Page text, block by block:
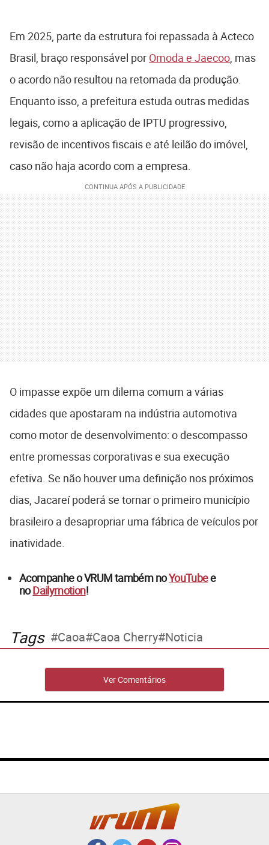
Em 2025, parte da estrutura foi repassada à Acteco
Brasil, braço responsável por Omoda e Jaecoo , mas
o acordo não resultou na retomada da produção.
Enquanto isso, a prefeitura estuda outras medidas
legais, como a aplicação de IPTU progressivo,
revisão de incentivos fiscais e até leilão do imóvel,
caso não haja acordo com a empresa.
O impasse expõe um dilema comum a várias
cidades que apostaram na indústria automotiva
como motor de desenvolvimento: o descompasso
entre promessas corporativas e sua execução
efetiva. Se não houver uma definição nos próximos
dias, Jacareí poderá se tornar o primeiro município
brasileiro a desapropriar uma fábrica de veículos por
inatividade.
Acompanhe o VRUM também noYouTubee
noDailymotion!
Tags Caoa Caoa Cherry Noticia
Ver Comentários